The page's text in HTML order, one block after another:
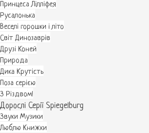
Принцеса Лілліфея
Русалонька
Веселі горошки і літо
Світ Динозаврів
Друзі Коней
Природа
Дика Крутість
Поза серією
З Різдвом!
Дорослі Серії Spiegelburg
Звуки Музики
Люблю Книжки